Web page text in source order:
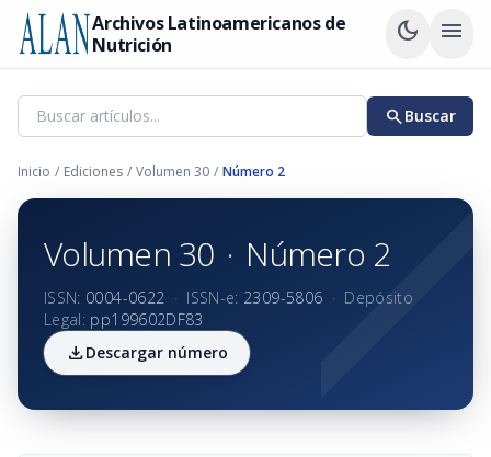
Archivos Latinoamericanos de
Nutrición
dark_mode menu
searchBuscar
Inicio / Ediciones / Volumen 30 / Número 2
Volumen 30 · Número 2
ISSN: 0004-0622 · ISSN-e: 2309-5806 · Depósito
Legal: pp199602DF83
downloadDescargar número